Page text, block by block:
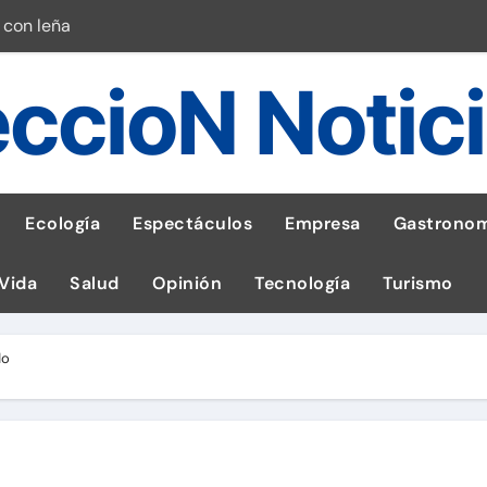
leña
de GEI en sus operaciones
de celular según OSIPTEL
guía para las familias
en la fuerza de un volcán
Ecología Espectáculos Empresa
Salud Opinión Tecnología Turismo